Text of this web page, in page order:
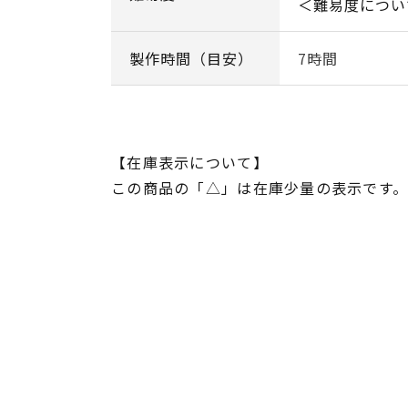
＜難易度につ
製作時間（目安） 7時間
【在庫表示について】
この商品の「△」は在庫少量の表示です。